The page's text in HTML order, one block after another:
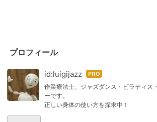
プロフィール
id:luigijazz はて
なブ
Pro
作業療法士、ジャズダンス・ピラティス
ーです。
正しい身体の使い方を探求中！